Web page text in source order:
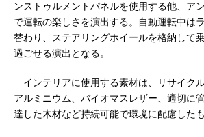
ンストゥルメントパネルを使用する他、ア
で運転の楽しさを演出する。自動運転中は
替わり、ステアリングホイールを格納して
過ごせる演出となる。
インテリアに使用する素材は、リサイク
アルミニウム、バイオマスレザー、適切に
達した木材など持続可能で環境に配慮したも